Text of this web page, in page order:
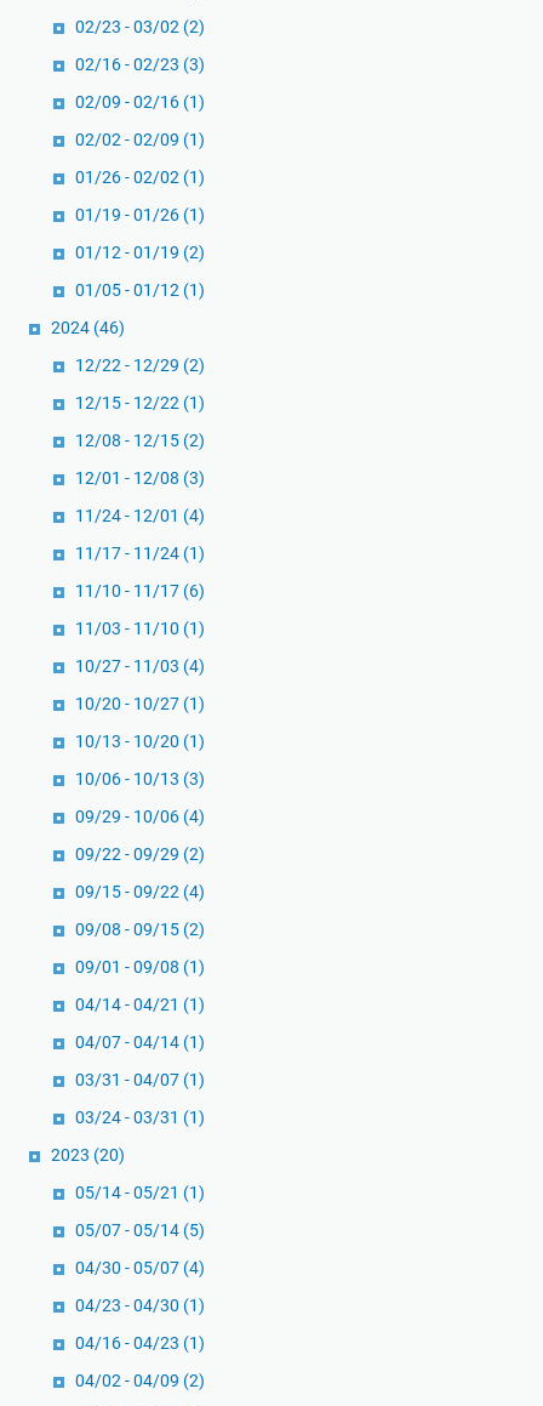
02/23 - 03/02 (2)
02/16 - 02/23 (3)
02/09 - 02/16 (1)
02/02 - 02/09 (1)
01/26 - 02/02 (1)
01/19 - 01/26 (1)
01/12 - 01/19 (2)
01/05 - 01/12 (1)
2024 (46)
12/22 - 12/29 (2)
12/15 - 12/22 (1)
12/08 - 12/15 (2)
12/01 - 12/08 (3)
11/24 - 12/01 (4)
11/17 - 11/24 (1)
11/10 - 11/17 (6)
11/03 - 11/10 (1)
10/27 - 11/03 (4)
10/20 - 10/27 (1)
10/13 - 10/20 (1)
10/06 - 10/13 (3)
09/29 - 10/06 (4)
09/22 - 09/29 (2)
09/15 - 09/22 (4)
09/08 - 09/15 (2)
09/01 - 09/08 (1)
04/14 - 04/21 (1)
04/07 - 04/14 (1)
03/31 - 04/07 (1)
03/24 - 03/31 (1)
2023 (20)
05/14 - 05/21 (1)
05/07 - 05/14 (5)
04/30 - 05/07 (4)
04/23 - 04/30 (1)
04/16 - 04/23 (1)
04/02 - 04/09 (2)